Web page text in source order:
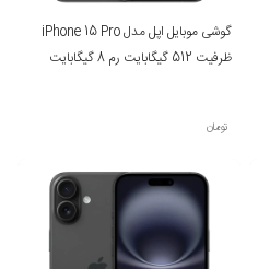
گوشی موبایل اپل مدل iPhone 15 Pro
ظرفیت 512 گیگابایت رم 8 گیگابایت
تومان